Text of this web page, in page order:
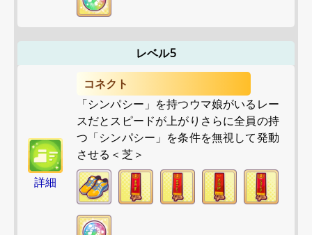
レベル5
詳細
コネクト
「シンパシー」を持つウマ娘がいるレー
スだとスピードが上がりさらに全員の持
つ「シンパシー」を条件を無視して発動
させる＜芝＞